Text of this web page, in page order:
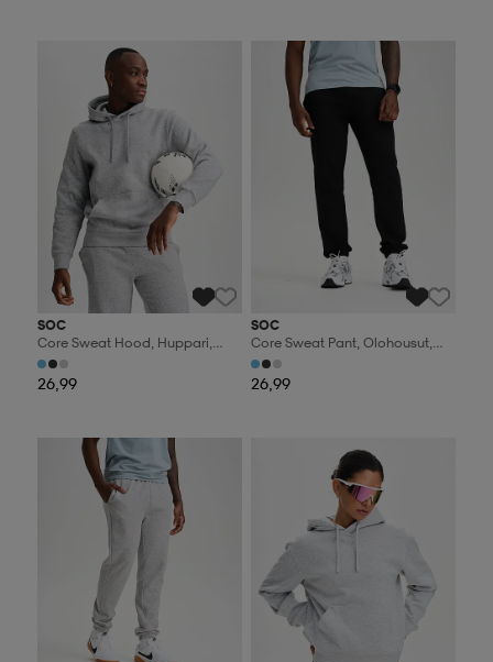
Valitse 2, maksa 44,99€
SOC
Core Sweat Hood, Huppari,
Miesten
26,99
Valitse 2, maksa 44,99€
SOC
Core Sweat Pant, Olohousut,
Miesten
26,99
Valitse 2, maksa 44,99€ Valitse 2, maksa 44,99€